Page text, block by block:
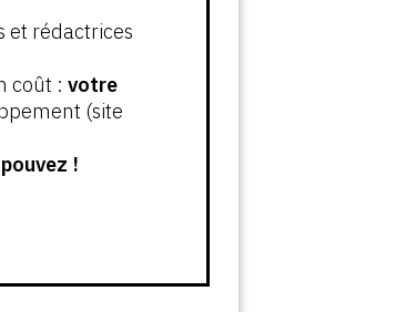
et rédactrices
coût : votre
(site
!